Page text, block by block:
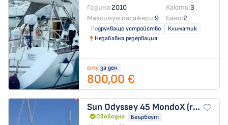
Година:2010 Каюти:3
Максимум пасажери:9 Бани:2
Подрулващо устройство
Климатик
Незабавна резервация
от за ден
800,00 €
Sun Odyssey 45 MondoX (refit 2019)
Свободна
Беърбоут